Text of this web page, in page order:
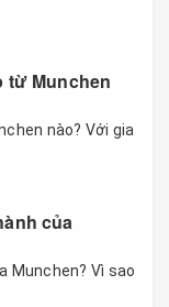
từ Munchen
nào? Với gia
của
Munchen? Vì sao